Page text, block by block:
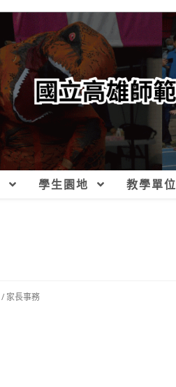
學生園地 教學單位
/ 家長事務